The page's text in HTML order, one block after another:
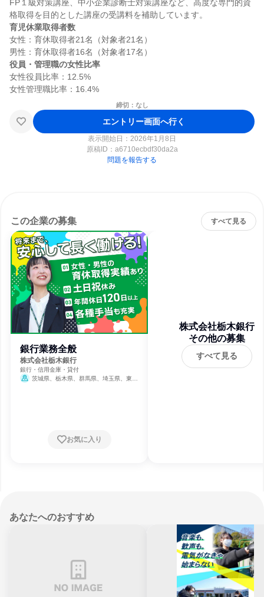
FP１級対策講座、中小企業診断士対策講座など、高度な専門的資
育児休業取得者数
女性：育休取得者21名（対象者21名）
役員・管理職の女性比率
女性役員比率：12.5%
締切：なし
エントリー画面へ行く
表示開始日：2026年1月8日
原稿ID： a6710ecbdf30da2a
問題を報告する
この企業の募集 すべて見る
銀行業務全般
株式会社栃木銀行
銀行・信用金庫・貸付
茨城県、栃木県、群馬県、埼玉県、東京
お気に入り
株式会社栃木銀行
その他の募集
すべて見る
あなたへのおすすめ